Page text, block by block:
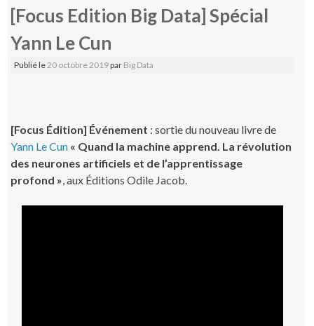
[Focus Edition Big Data] Spécial
Yann Le Cun
Publié le 20 octobre 2019par Big Data
[Focus Édition] Événement : sortie du nouveau livre de
Yann Le Cun « Quand la machine apprend. La révolution
des neurones artificiels et de l’apprentissage
profond » , aux Éditions Odile Jacob.